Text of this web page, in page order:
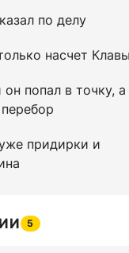
по делу
насчет
попал в точку, а
придирки и
5